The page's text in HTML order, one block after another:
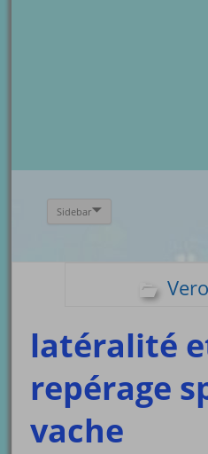
Sidebar
latéralité
repérage
vache